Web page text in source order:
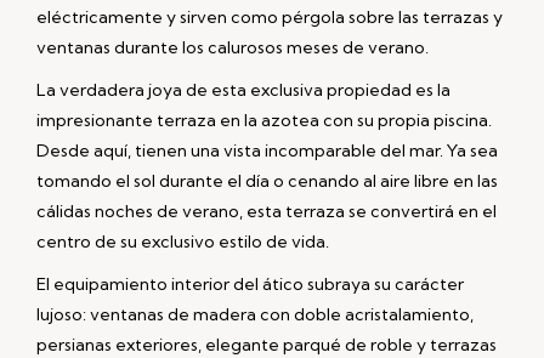
eléctricamente y sirven como pérgola sobre las terrazas y
ventanas durante los calurosos meses de verano.
La verdadera joya de esta exclusiva propiedad es la
impresionante terraza en la azotea con su propia piscina.
Desde aquí, tienen una vista incomparable del mar. Ya sea
tomando el sol durante el día o cenando al aire libre en las
cálidas noches de verano, esta terraza se convertirá en el
centro de su exclusivo estilo de vida.
El equipamiento interior del ático subraya su carácter
lujoso: ventanas de madera con doble acristalamiento,
persianas exteriores, elegante parqué de roble y terrazas